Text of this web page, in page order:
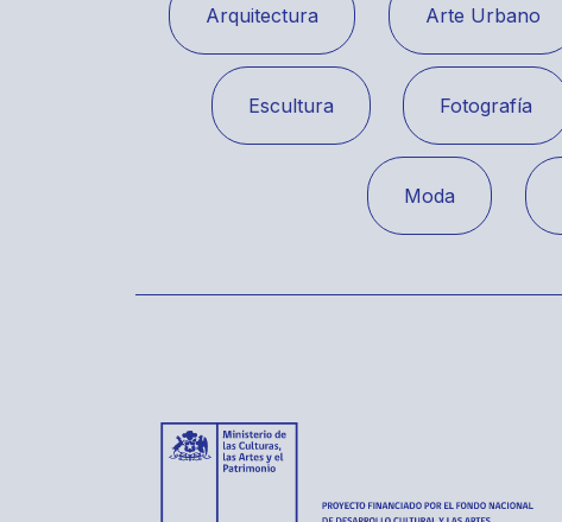
Arquitectura Arte Urbano
Escultura Fotografía
Moda